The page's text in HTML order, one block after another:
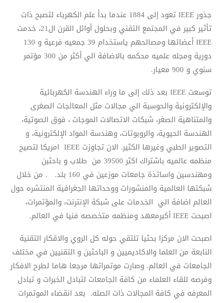
جذور IEEE تعود إلى 1884 عندما بدأ علم الكهرباء لتصبح ذات
تأثير كبير في المجتمع التقني وبحلول أوائل القرن ال21، خدمت
IEEE أعضائها ومصالحهم ياستخدام 39 جمعيه فرعية و 130
دورية ومجله علميه محكمه بالاضافة الي أكثر من 300 مؤتمر
سنوي و 900 معيار.
توسعت IEEE بعد ذلك إلى ما وراء الهندسة الكهربائية
والإلكترونية والحوسبة الي مجالات مثل المعالجات الصغرى
والمتناهية الصغر، شبكات الاتصالات الموجات ، فوق الصوتية،
الهندسة الحيوية، والروبوتات، وهندسة المواد الإلكترونية، و
التصوير الطبي وغيرها الكثير. الان تجاوزت IEEE امريكا لتصيح
منظمه عالميه باشتراك اكثر 39500 من طلاب و باحثبن
ومهندسين واساتذة جامعات موزعين في 160 بلد. . من خلال
شبكتها العالمية والمنشورات ووحداتها الجغرافية المنتشره حول
العالم اضافة الي الخدمات على شبكة الإنترنت، والمؤتمرات،
اصبحت IEEE أكبرمعهد ومنظمه متخصصه فنيا في العالم.
اصبحت الان مركزا بحثيا تلتقي حوله كل الروي والاقكار التقنية
النابعة من العلما والاكاديميين و الباحثين و التقنيين في مختلف
الجامعات في العالم. وصارت موتمراتها مرجعا هاما لطرح الافكار
وفرصه للقاء العلماء من كافة الجامعات لتبادل الخبرات و تبادل
المعرفه في كافة المجالات ذات الصله. بعد انقضاء الموتمرات